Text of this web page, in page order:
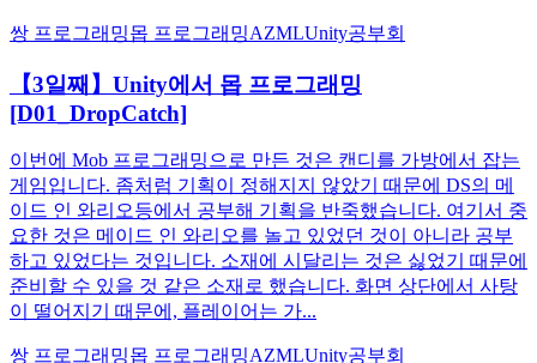
쌍 프로그래밍몹 프로그래밍AZMLUnity공부회
【3일째】Unity에서 몹 프로그래밍
[D01_DropCatch]
이번에 Mob 프로그래밍으로 만든 것은 캔디를 가방에서 잡는
게임입니다. 좀처럼 기획이 정해지지 않았기 때문에 DS의 메
이드 인 와리오등에서 공부해 기획을 반죽했습니다. 여기서 중
요한 것은 메이드 인 와리오를 놀고 있었던 것이 아니라 공부
하고 있었다는 것입니다. 소재에 시달리는 것은 싫었기 때문에
준비할 수 있을 것 같은 소재로 했습니다. 화면 상단에서 사탕
이 떨어지기 때문에, 플레이어는 가...
쌍 프로그래밍몹 프로그래밍AZMLUnity공부회